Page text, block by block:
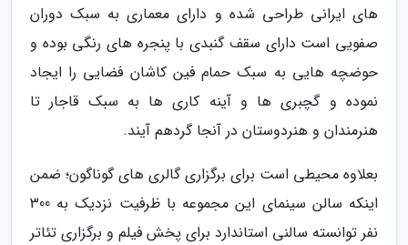
های ایرانی طراحی شده و دارای معماری به سبک دوران
صفویی است دارای سقف گنبدی با پنجره های رنگی بوده و
حوضچه هایی به سبک حمام فین کاشان فضایی را ایجاد
نموده و گچبری ها و آینه کاری ها به سبک قاجار تا
هنرمندان و هنردوستان در آنجا گردهم آیند.
بعلاوه محیطی است برای برگزاری گالری های گوناگون؛ ضمن
اینکه سالن سینمای این مجموعه با ظرفیت نزدیک به 300
نفر توانسته سالنی استاندارد برای پخش فیلم و برگزاری تئاتر